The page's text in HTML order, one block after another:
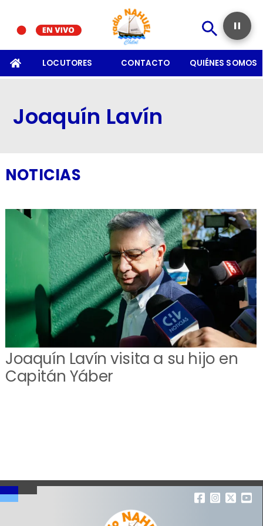
LOCUTORES CONTACTO QUIÉNES SOMOS
Joaquín Lavín
NOTICIAS
Joaquín Lavín visita a su hijo en
Capitán Yáber